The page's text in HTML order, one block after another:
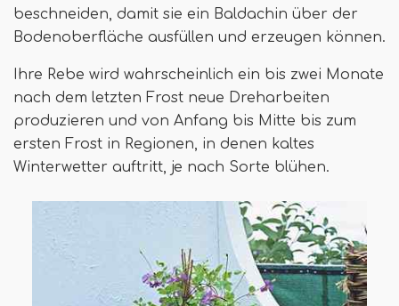
beschneiden, damit sie ein Baldachin über der
Bodenoberfläche ausfüllen und erzeugen können.
Ihre Rebe wird wahrscheinlich ein bis zwei Monate
nach dem letzten Frost neue Dreharbeiten
produzieren und von Anfang bis Mitte bis zum
ersten Frost in Regionen, in denen kaltes
Winterwetter auftritt, je nach Sorte blühen.